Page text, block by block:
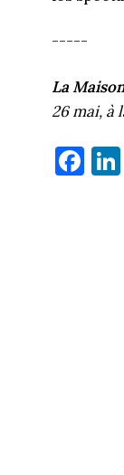
-----
La
26 mai, à
Fa
ce